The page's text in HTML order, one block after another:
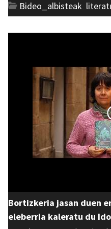
Bideo_albisteak
Bortizkeria jasan duen
eleberria kaleratu du